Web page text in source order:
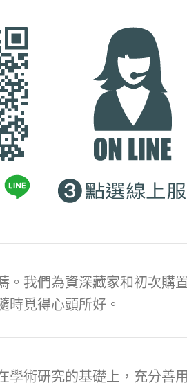
我們為資深藏家和初次購
時覓得心頭所好。
學術研究的基礎上，充分善